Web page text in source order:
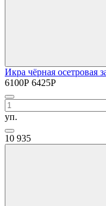
Икра чёрная осетровая
6100Р 6425Р
уп.
10 935